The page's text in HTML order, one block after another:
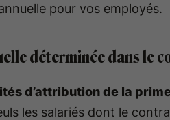
pour vos employés.
déterminée dans le
d’attribution de la
les salariés dont le